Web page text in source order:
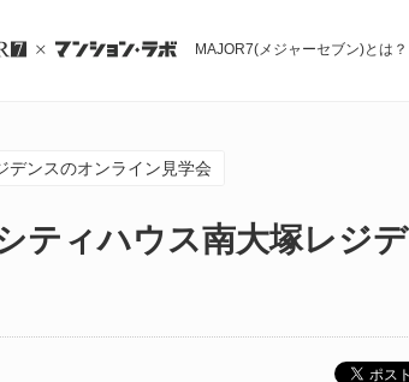
MAJOR7(メジャーセブン)とは？
デンスのオンライン見学会
ティハウス南大塚レジデ